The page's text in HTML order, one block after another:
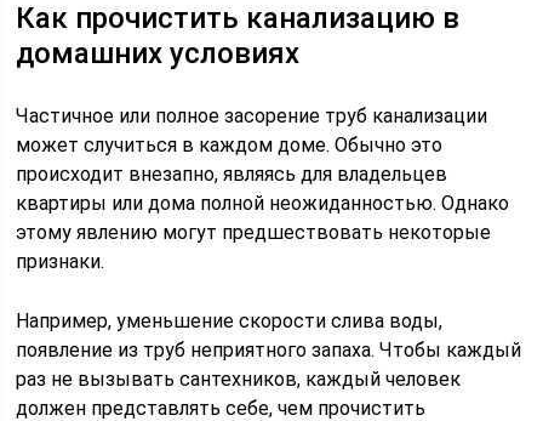
Как прочистить канализацию в
домашних условиях
Частичное или полное засорение труб канализации
может случиться в каждом доме. Обычно это
происходит внезапно, являясь для владельцев
квартиры или дома полной неожиданностью. Однако
этому явлению могут предшествовать некоторые
признаки.
Например, уменьшение скорости слива воды,
появление из труб неприятного запаха. Чтобы каждый
раз не вызывать сантехников, каждый человек
должен представлять себе, чем прочистить